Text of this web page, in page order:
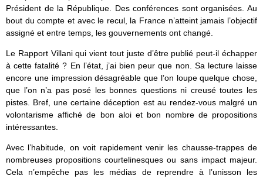
Président de la République. Des conférences sont organisées. Au
bout du compte et avec le recul, la France n’atteint jamais l’objectif
assigné et entre temps, les gouvernements ont changé.
Le Rapport Villani qui vient tout juste d’être publié peut-il échapper
à cette fatalité ? En l’état, j’ai bien peur que non. Sa lecture laisse
encore une impression désagréable que l’on loupe quelque chose,
que l’on n’a pas posé les bonnes questions ni creusé toutes les
pistes. Bref, une certaine déception est au rendez-vous malgré un
volontarisme affiché de bon aloi et bon nombre de propositions
intéressantes.
Avec l’habitude, on voit rapidement venir les chausse-trappes de
nombreuses propositions courtelinesques ou sans impact majeur.
Cela n’empêche pas les médias de reprendre à l’unisson les